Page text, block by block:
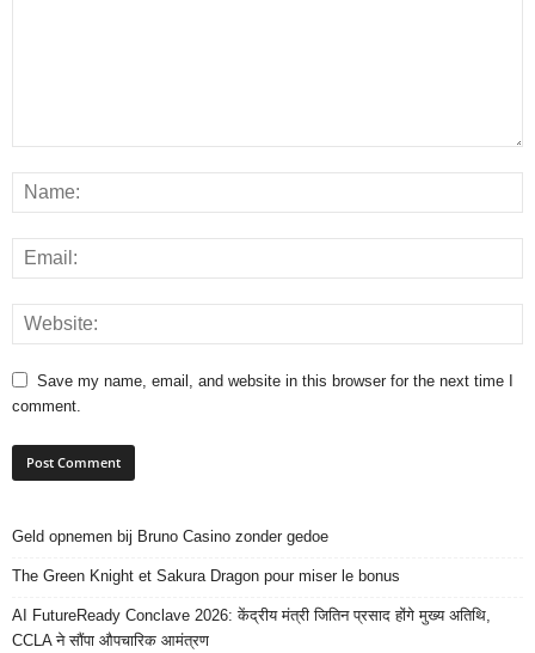
Save my name, email, and website in this browser for the next time I
comment.
Geld opnemen bij Bruno Casino zonder gedoe
The Green Knight et Sakura Dragon pour miser le bonus
AI FutureReady Conclave 2026: केंद्रीय मंत्री जितिन प्रसाद होंगे मुख्य अतिथि,
CCLA ने सौंपा औपचारिक आमंत्रण